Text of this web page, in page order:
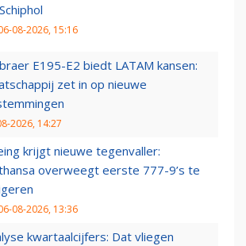
08-2026, 15:16
E195-E2 biedt LATAM kansen:
zet in op nieuwe
2026, 14:27
krijgt nieuwe tegenvaller:
overweegt eerste 777-9’s te
08-2026, 13:36
kwartaalcijfers: Dat vliegen